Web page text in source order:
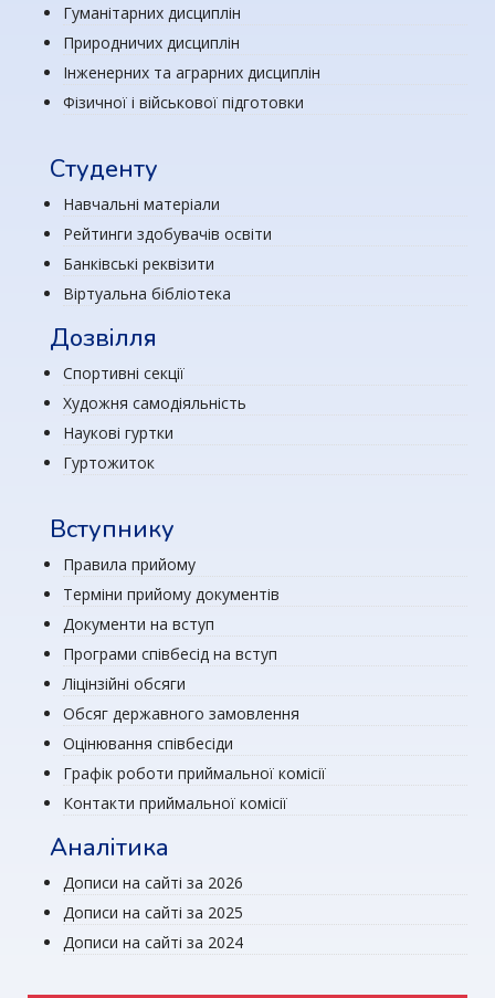
Гуманітарних дисциплін
Природничих дисциплін
Інженерних та аграрних дисциплін
Фізичної і військової підготовки
Студенту
Навчальні матеріали
Рейтинги здобувачів освіти
Банківські реквізити
Віртуальна бібліотека
Дозвілля
Спортивні секції
Художня самодіяльність
Наукові гуртки
Гуртожиток
Вступнику
Правила прийому
Терміни прийому документів
Документи на вступ
Програми співбесід на вступ
Ліцінзійні обсяги
Обсяг державного замовлення
Оцінювання співбесіди
Графік роботи приймальної комісії
Контакти приймальної комісії
Аналітика
Дописи на сайті за 2026
Дописи на сайті за 2025
Дописи на сайті за 2024